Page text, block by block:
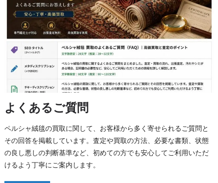
よくあるご質問
ペルシャ絨毯の買取に関して、お客様から多く寄せられるご質問と
その回答を掲載しています。査定や買取の方法、必要な書類、状態
の良し悪しの判断基準など、初めての方でも安心してご利用いただ
けるよう丁寧にご案内します。